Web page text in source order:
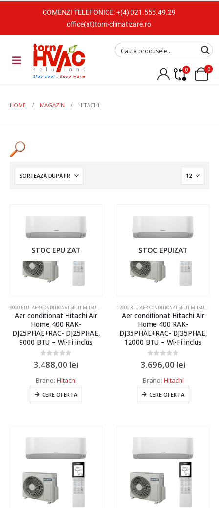
COMENZI TELEFONICE:+(4) 021.555.49.29
office(at)torn-climatizare.ro
0 0
HOME MAGAZIN HITACHI
Tip Unitate
Multisplit
Duct
De tavan
Coloana
Telecomanda
Pompa de caldura
Interfata
Recuperator de energie
Uscator de maini
Perdea de aer
Capacitate
9 kW
7000 BTU
9000 BTU
10000 BTU
18000 BTU
22000 BTU
24000 BTU
Culoare
STOC EPUIZAT
9000 BTU- AER CONDITIONAT SPLIT MITSUBISHI ELECTRIC SI DAIKIN ,AER CONDITIONAT INVERTER
Aer conditionat Hitachi Air
Home 400 RAK-
DJ25PHAE+RAC- DJ25PHAE,
9000 BTU – Wi-Fi inclus
0out of 5
3.488,00 lei
Brand: Hitachi
CERE OFERTA
STOC EPUIZAT
12000 BTU AER CONDITIONAT SPLIT MITSUBISHI ELECTRIC,DAIKIN,SAMSUNG
Aer conditionat Hitachi Air
Home 400 RAK-
DJ35PHAE+RAC- DJ35PHAE,
12000 BTU – Wi-Fi inclus
0out of 5
3.696,00 lei
Brand: Hitachi
CERE OFERTA